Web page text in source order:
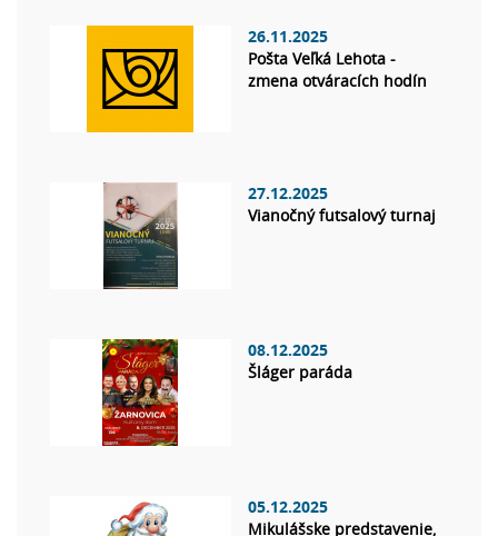
26.11.2025
Pošta Veľká Lehota -
zmena otváracích hodín
27.12.2025
Vianočný futsalový turnaj
08.12.2025
Šláger paráda
05.12.2025
Mikulášske predstavenie,